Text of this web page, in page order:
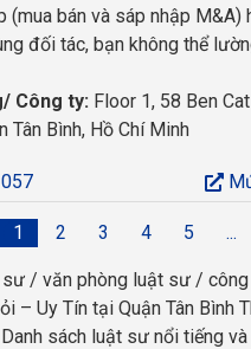
(mua bán và sáp nhập M&A)
đối tác, bạn không thể
Công ty: Floor 1, 58 Ben
Tân Bình, Hồ Chí Minh
1 2 3 4 5 ...
sư / văn phòng luật sư /
– Uy Tín tại Quận Tân Bình
sách luật sư nổi tiếng